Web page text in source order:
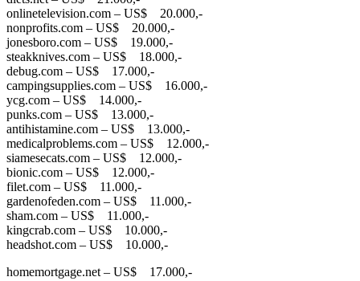
onlinetelevision.com – US$ 20.000,-
nonprofits.com – US$ 20.000,-
jonesboro.com – US$ 19.000,-
steakknives.com – US$ 18.000,-
debug.com – US$ 17.000,-
campingsupplies.com – US$ 16.000,-
ycg.com – US$ 14.000,-
punks.com – US$ 13.000,-
antihistamine.com – US$ 13.000,-
medicalproblems.com – US$ 12.000,-
siamesecats.com – US$ 12.000,-
bionic.com – US$ 12.000,-
filet.com – US$ 11.000,-
gardenofeden.com – US$ 11.000,-
sham.com – US$ 11.000,-
kingcrab.com – US$ 10.000,-
headshot.com – US$ 10.000,-
homemortgage.net – US$ 17.000,-